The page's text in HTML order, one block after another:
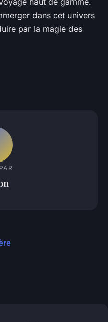
dans cet univers
par la magie des